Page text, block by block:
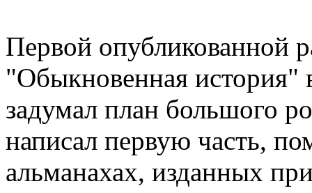
Первой опубликованной
"Обыкновенная история"
задумал план большого
написал первую часть,
альманахах, изданных